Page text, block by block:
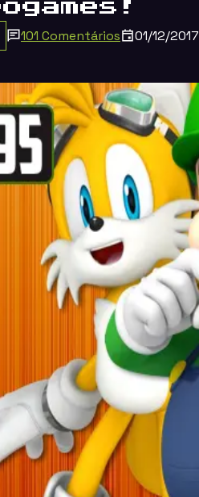
101 Comentários 01/12/2017